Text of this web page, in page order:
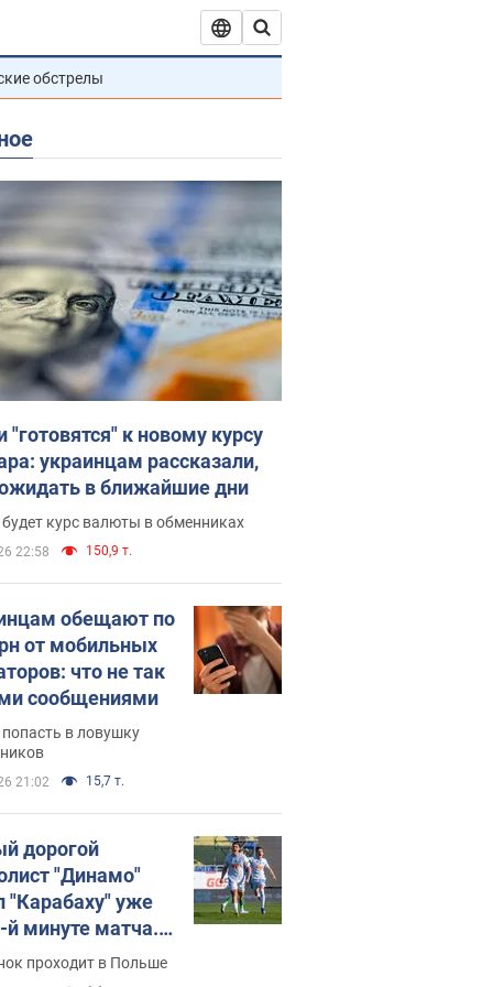
обстрелы
"готовятся" к новому курсу
украинцам рассказали,
в ближайшие дни
курс валюты в обменниках
22:58 150,9 т.
обещают по
от мобильных
что не так
сообщениями
попасть в ловушку
21:02 15,7 т.
дорогой
"Динамо"
"Карабаху" уже
й минуте матча.
проходит в Польше